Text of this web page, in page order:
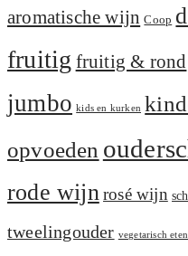
aromatische wijn Coop
fruitig fruitig & rond
jumbo kids en kurken
opvoeden
rode wijn rosé wijn
tweelingouder vegetarisch eten